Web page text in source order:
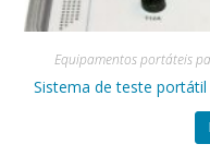
Equipamentos portáteis
Sistema de teste